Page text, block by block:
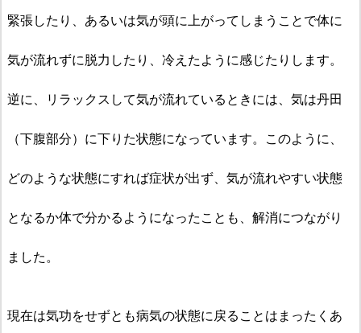
緊張したり、あるいは気が頭に上がってしまうことで体に
気が流れずに脱力したり、冷えたように感じたりします。
逆に、リラックスして気が流れているときには、気は丹田
（下腹部分）に下りた状態になっています。このように、
どのような状態にすれば症状が出ず、気が流れやすい状態
となるか体で分かるようになったことも、解消につながり
ました。
現在は気功をせずとも病気の状態に戻ることはまったくあ